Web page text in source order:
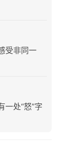
受非同一
一处“怒”字